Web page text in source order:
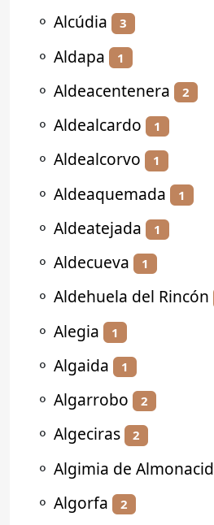
⚬ Alcúdia 3
⚬ Aldapa 1
⚬ Aldeacentenera 2
⚬ Aldealcardo 1
⚬ Aldealcorvo 1
⚬ Aldeaquemada 1
⚬ Aldeatejada 1
⚬ Aldecueva 1
⚬ Aldehuela del Rincón
⚬ Alegia 1
⚬ Algaida 1
⚬ Algarrobo 2
⚬ Algeciras 2
⚬ Algimia de Almonacid
⚬ Algorfa 2